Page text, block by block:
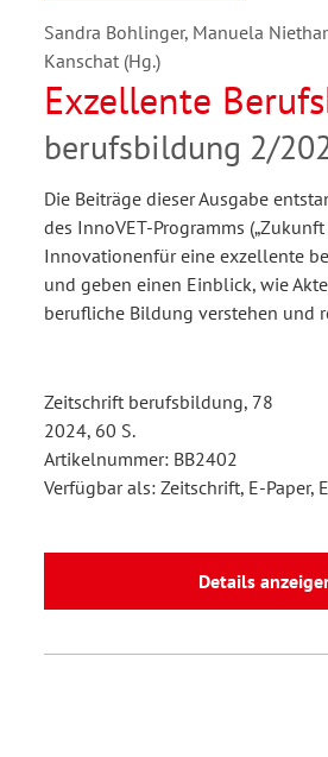
Sandra Bohlinger, Manuela
Kanschat (Hg.)
Exzellente
berufsbildung 2/
Die Beiträge dieser Ausgabe
des InnoVET-Programms
Innovationenfür eine exzellente
und geben einen Einblick, wie
berufliche Bildung verstehen und
Zeitschrift berufsbildung, 78
2024, 60 S.
Artikelnummer: BB2402
Verfügbar als: Zeitschrift, E-Paper,
Details